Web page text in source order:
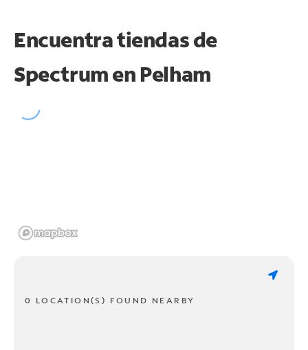
Encuentra tiendas de
Spectrum en Pelham
0 LOCATION(S) FOUND NEARBY